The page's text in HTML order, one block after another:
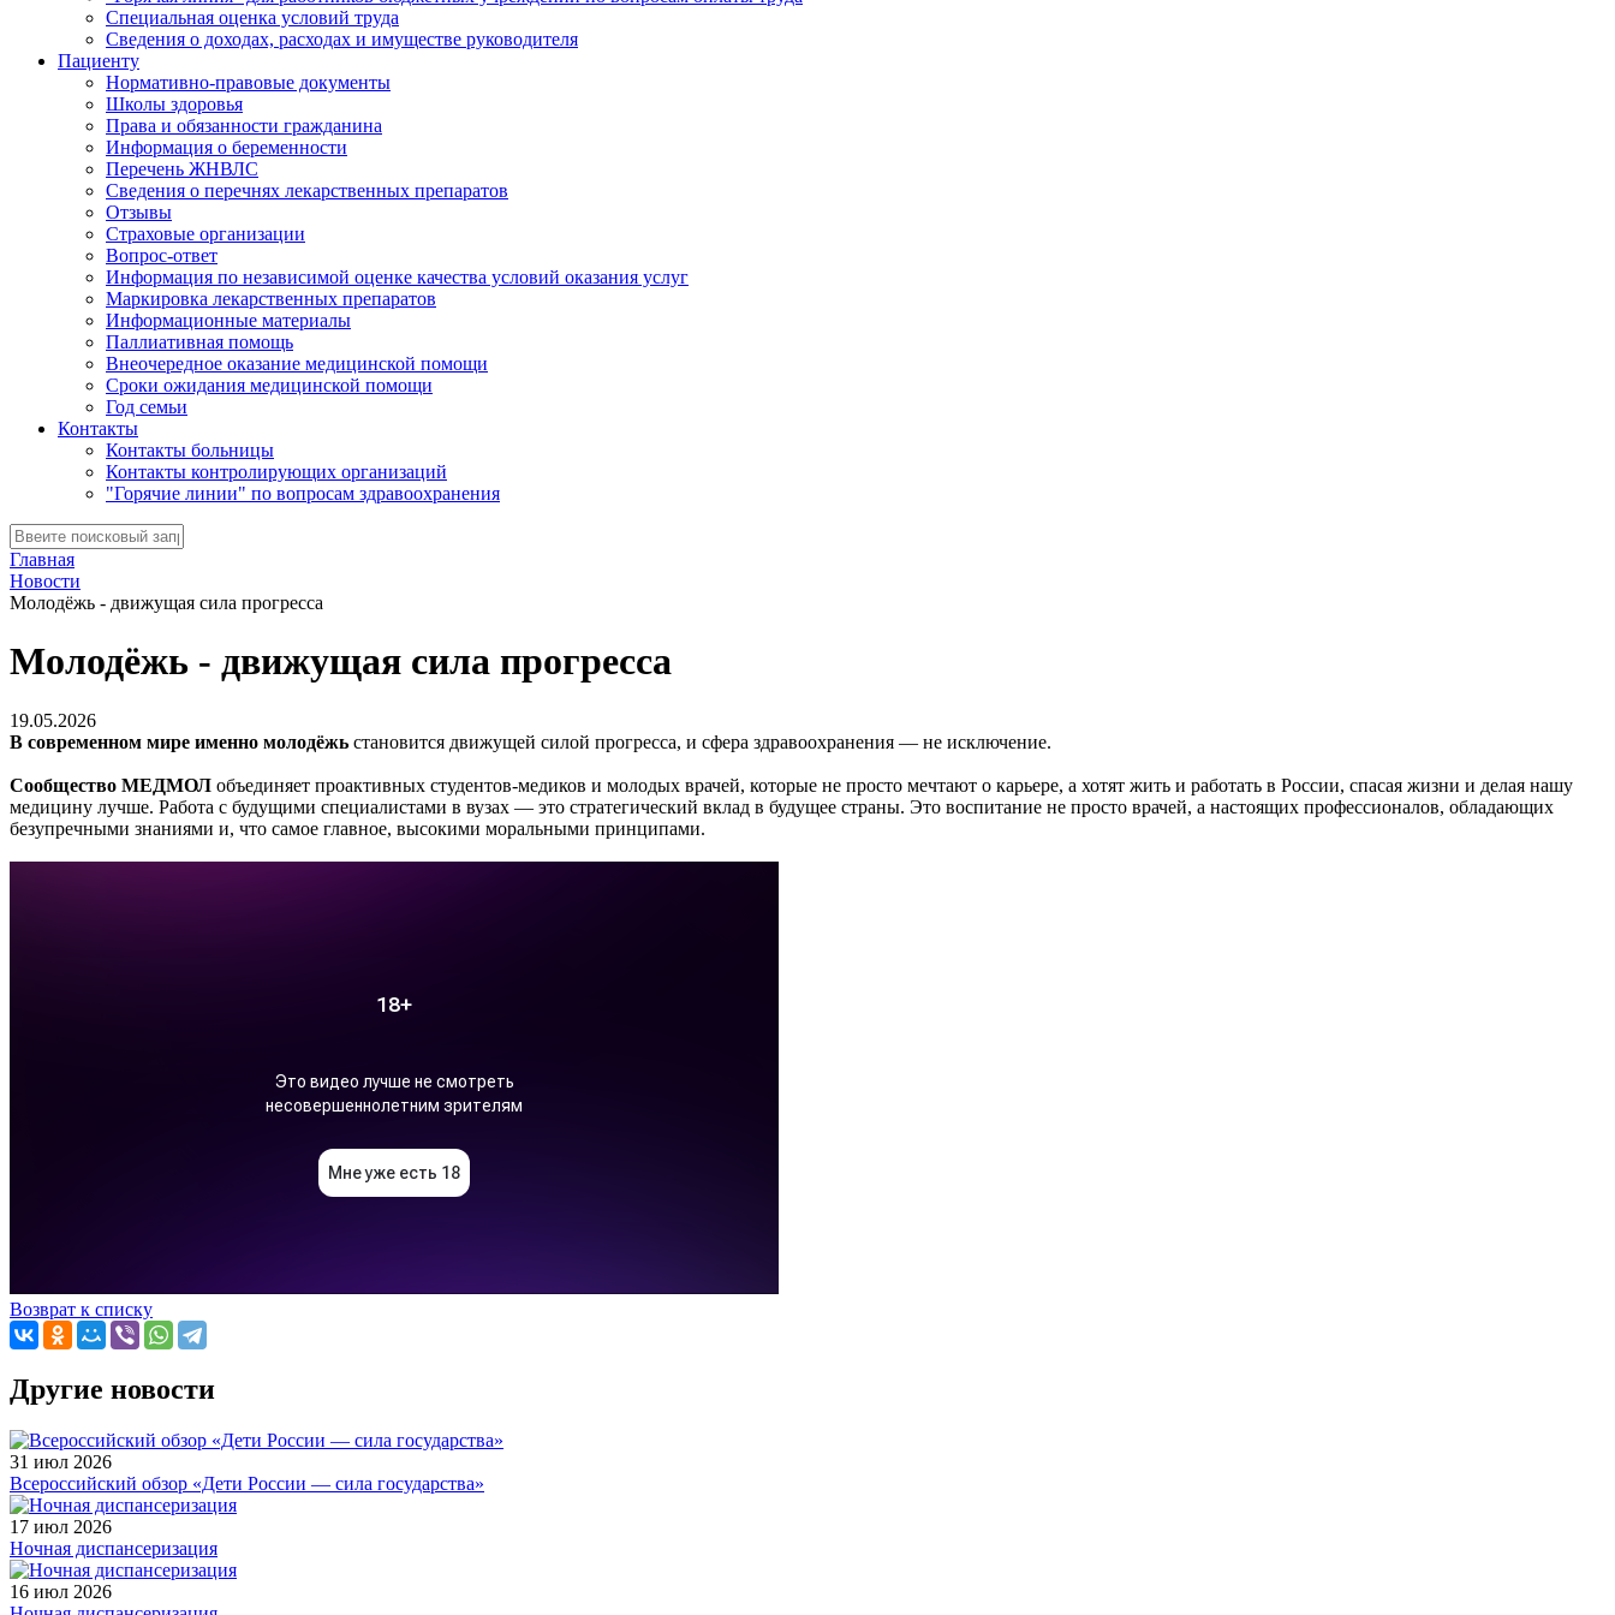
Специальная оценка условий труда
Сведения о доходах, расходах и имуществе руководителя
Пациенту
Нормативно-правовые документы
Школы здоровья
Права и обязанности гражданина
Информация о беременности
Перечень ЖНВЛС
Сведения о перечнях лекарственных препаратов
Отзывы
Страховые организации
Вопрос-ответ
Информация по независимой оценке качества условий оказания услуг
Маркировка лекарственных препаратов
Информационные материалы
Паллиативная помощь
Внеочередное оказание медицинской помощи
Сроки ожидания медицинской помощи
Год семьи
Контакты
Контакты больницы
Контакты контролирующих организаций
"Горячие линии" по вопросам здравоохранения
Главная
Новости
Молодёжь - движущая сила прогресса
Молодёжь - движущая сила прогресса
19.05.2026
В современном мире именно молодёжь становится движущей силой прогресса, и сфера здравоохранения — не исключение.
Сообщество МЕДМОЛ объединяет проактивных студентов-медиков и молодых врачей, которые не просто мечтают о карьере, а хотят жить и работать в России, спасая жизни и делая нашу
медицину лучше. Работа с будущими специалистами в вузах — это стратегический вклад в будущее страны. Это воспитание не просто врачей, а настоящих профессионалов, обладающих
безупречными знаниями и, что самое главное, высокими моральными принципами.
Возврат к списку
Другие новости
31 июл 2026
Всероссийский обзор «Дети России — сила государства»
17 июл 2026
Ночная диспансеризация
16 июл 2026